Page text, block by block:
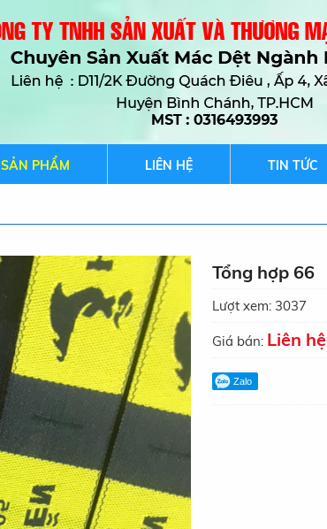
SẢN PHẨM LIÊN HỆ TIN TỨC
Tổng hợp 66
Lượt xem: 3037
Giá bán: Liên hệ
Zalo